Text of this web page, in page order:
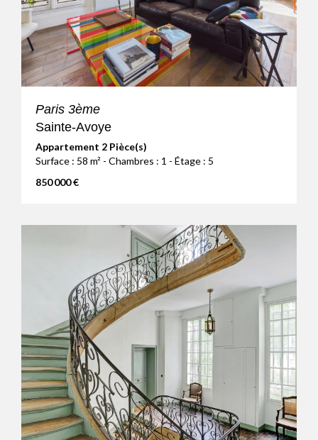
Paris 3ème
Sainte-Avoye
Appartement 2 Pièce(s)
Surface : 58 m² - Chambres : 1 - Étage : 5
850 000 €